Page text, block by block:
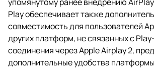
Play обеспечивает также
совместимость для пользователей
других платформ, не связанных с
соединения через Apple Airplay 2,
дополнительные удобства